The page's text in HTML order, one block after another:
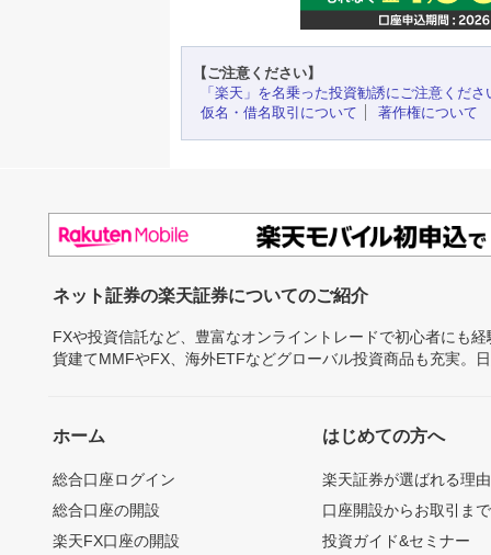
【ご注意ください】
「楽天」を名乗った投資勧誘にご注意くださ
仮名・借名取引について
著作権について
ネット証券の楽天証券についてのご紹介
FXや投資信託など、豊富なオンライントレードで初心者にも
貨建てMMFやFX、海外ETFなどグローバル投資商品も充実。
ホーム
総合口座ログイン
総合口座の開設
楽天FX口座の開設
はじめての方へ
楽天証券が選ばれる理由
口座開設からお取引ま
投資ガイド&セミナー